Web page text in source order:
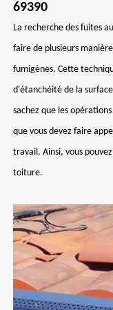
69390
La recherche des fuites
faire de plusieurs
fumigènes. Cette
d'étanchéité de la
sachez que les
que vous devez faire
travail. Ainsi, vous
toiture.